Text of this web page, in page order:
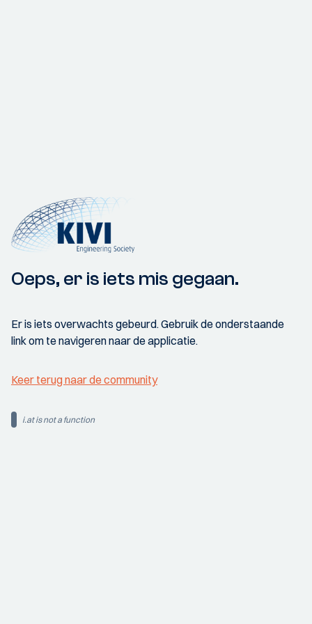
Oeps, er is iets mis gegaan.
Er is iets overwachts gebeurd. Gebruik de onderstaande
link om te navigeren naar de applicatie.
Keer terug naar de community
i.at is not a function